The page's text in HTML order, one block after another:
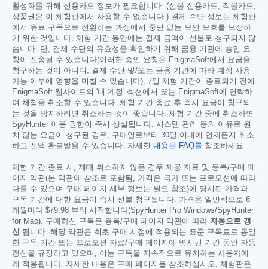
활성화를 위해 신용카드 정보가 필요합니다. (선불 신용카드, 직불카드,
상품권은 이 체험판에서 사용할 수 없습니다.) 결제 수단 정보는 체험판
에서 유료 구독으로 전환하는 과정에서 중단 없는 보안 보호를 보장하
기 위한 것입니다. 체험 기간 동안에는 결제 금액이 선불로 청구되지 않
습니다. 단, 결제 수단의 유효성을 확인하기 위해 금융 기관에 승인 요
청이 전송될 수 있습니다(이러한 승인 요청은 EnigmaSoft에서 요금을
청구하는 것이 아니며, 결제 수단 및/또는 금융 기관에 따라 계정 사용
가능 여부에 영향을 미칠 수 있습니다). 7일 체험 기간이 종료되기 전에
EnigmaSoft 웹사이트의 '내 계정' 섹션에서 또는 EnigmaSoft에 연락하
여 체험을 취소할 수 있습니다. 체험 기간 종료 후 즉시 요금이 청구되
는 것을 방지하려면 취소하는 것이 좋습니다. 체험 기간 중에 취소하면
SpyHunter 이용 권한이 즉시 상실됩니다. 시스템 관리 등의 이유로 원
치 않는 요금이 청구된 경우, 구매일로부터 30일 이내에 언제든지 취소
하고 전액 환불받을 수 있습니다. 자세한 내용은 FAQ를 참조하세요.
체험 기간 종료 시, 제때 취소하지 않은 경우 제공 자료 및 등록/구매 페
이지 약관(본 약관에 참조로 포함됨, 가격은 국가 또는 프로모션에 따라
다를 수 있으며 구매 페이지 세부 정보는 별도 참조)에 명시된 가격과
구독 기간에 대한 요금이 즉시 선불 청구됩니다. 가격은 일반적으로 6
개월마다 $79.98 부터 시작합니다(SpyHunter Pro Windows/SpyHunter
for Mac). 구매하신 구독은 등록/구매 페이지 약관에 따라 자동으로 갱
신
됩니다. 해당 약관은 최초 구매 시점에 적용되는 표준 구독료로 동일
한 구독 기간 또는 프로모션 자료/구매 페이지에 명시된 기간 동안 자동
갱신을 규정하고 있으며, 이는 구독을 지속적으로 유지하는 사용자에
게 적용됩니다. 자세한 내용은 구매 페이지를 참조하십시오. 체험판은